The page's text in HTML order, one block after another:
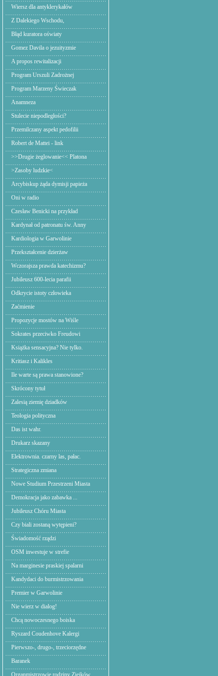
Wiersz dla antyklerykałów
Z Dalekiego Wschodu,
Błąd kuratora oświaty
Gomez Davila o jezuityzmie
A propos rewitalizacji
Program Urszuli Zadrożnej
Program Marzeny Świeczak
Anamneza
Stulecie niepodległości?
Przemilczany aspekt pedofilii
Robert de Mattei - link
>>Drugie żeglowanie<< Platona
>Zasoby ludzkie<
Arcybiskup żąda dymisji papieża
Oni w radio
Czesław Benicki na przykład
Kardynał od patronatu św. Anny
Kardiologia w Garwolinie
Przekształcenie dzierżaw
Wczorajsza prawda katechizmu?
Jubileusz 600-lecia parafii
Odkrycie istoty człowieka
Zaćmienie
Propozycje mostów na Wiśle
Sokrates przeciwko Freudowi
Książka sensacyjna? Nie tylko.
Kritiasz i Kalikles
Ile warte są prawa stanowione?
Skrócony tytuł
Zalesią ziemię dziadków
Teologia polityczna
Das ist wahr.
Drukarz skazany
Elektrownia. czarny las, pałac.
Strategiczna zmiana
Nowe Studium Przestrzeni Miasta
Demokracja jako zabawka ...
Jubileusz Chóru Miasta
Czy biali zostaną wytępieni?
Świadomość rządzi
OSM inwestuje w strefie
Na marginesie praskiej spalarni
Kandydaci do burmistrzowania
Premier w Garwolinie
Nie wierz w dialog!
Chcą nowoczesnego boiska
Ryszard Coudenhove Kalergi
Pierwszo-, drugo-, trzeciorzędne
Baranek
Organmistrzowie rodziny Ziejków